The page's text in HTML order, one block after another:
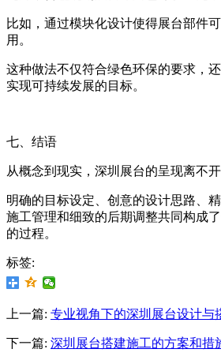
比如，通过模块化设计使得展台部件
用。
这种做法不仅符合绿色环保的要求，
实现可持续发展的目标。
七、结语
从概念到现实，深圳展台的呈现离不
明确的目标设定、创意的设计思路、
施工管理和细致的后期调整共同构成
的过程。
标签:
上一篇: 专业视角下的深圳展台设计与
下一篇: 深圳展台搭建施工的方案和措